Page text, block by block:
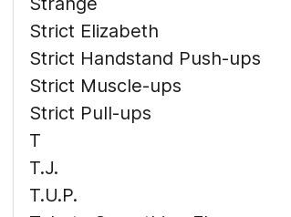
Strict Elizabeth
Strict Handstand Push-ups
Strict Muscle-ups
Strict Pull-ups
T
T.J.
T.U.P.